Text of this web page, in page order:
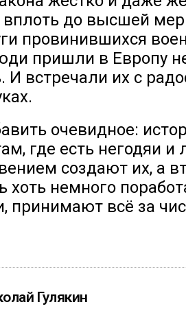
вплоть до высшей
провинившихся
пришли в Европу
И встречали их с
очевидное:
где есть негодяи
создают их, а
хоть немного
принимают всё за
Гулякин